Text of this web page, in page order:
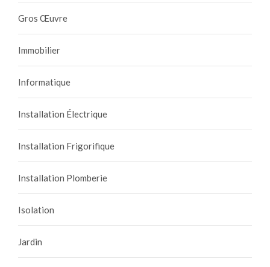
Gros Œuvre
Immobilier
Informatique
Installation Électrique
Installation Frigorifique
Installation Plomberie
Isolation
Jardin